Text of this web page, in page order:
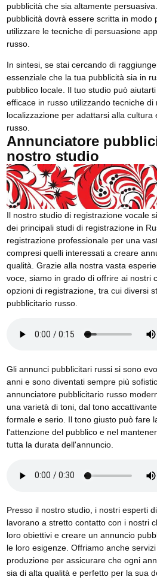
pubblicità che sia altamente
pubblicità dovrà essere scritta in modo
utilizzare le tecniche di persuasione
russo.
In sintesi, se stai cercando di
essenziale che la tua pubblicità sia in
pubblico locale. Il tuo studio può
efficace in russo utilizzando tecniche di
localizzazione per adattarsi alla cultura
russo.
Annunciatore
nostro studio
Il nostro studio di registrazione vocale
dei principali studi di registrazione in
registrazione professionale per una
compresi quelli interessati a creare
qualità. Grazie alla nostra vasta
voce, siamo in grado di offrire ai nostri
opzioni di registrazione, tra cui diversi
pubblicitario russo.
Gli annunci pubblicitari russi si sono
anni e sono diventati sempre più
annunciatore pubblicitario russo
una varietà di toni, dal tono
formale e serio. Il tono giusto può fare
l'attenzione del pubblico e nel
tutta la durata dell'annuncio.
Presso il nostro studio, i nostri esperti
lavorano a stretto contatto con i nostri
loro obiettivi e creare un annuncio
le loro esigenze. Offriamo anche
produzione per assicurare che ogni
sia di alta qualità e perfetto per la sua